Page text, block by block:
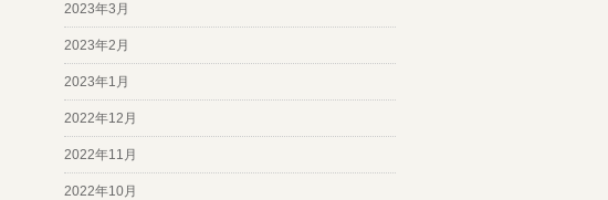
2023年3月
2023年2月
2023年1月
2022年12月
2022年11月
2022年10月